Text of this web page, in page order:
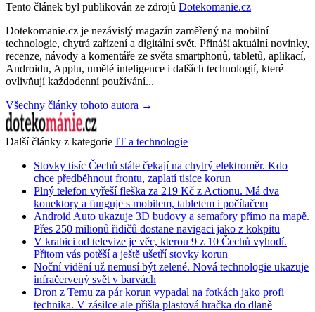
Tento článek byl publikován ze zdrojů Dotekomanie.cz
Dotekomanie.cz je nezávislý magazín zaměřený na mobilní
technologie, chytrá zařízení a digitální svět. Přináší aktuální novinky,
recenze, návody a komentáře ze světa smartphonů, tabletů, aplikací,
Androidu, Applu, umělé inteligence i dalších technologií, které
ovlivňují každodenní používání...
Všechny články tohoto autora →
Další články z kategorie IT a technologie
Stovky tisíc Čechů stále čekají na chytrý elektroměr. Kdo
chce předběhnout frontu, zaplatí tisíce korun
Plný telefon vyřeší fleška za 219 Kč z Actionu. Má dva
konektory a funguje s mobilem, tabletem i počítačem
Android Auto ukazuje 3D budovy a semafory přímo na mapě.
Přes 250 milionů řidičů dostane navigaci jako z kokpitu
V krabici od televize je věc, kterou 9 z 10 Čechů vyhodí.
Přitom vás potěší a ještě ušetří stovky korun
Noční vidění už nemusí být zelené. Nová technologie ukazuje
infračervený svět v barvách
Dron z Temu za pár korun vypadal na fotkách jako profi
technika. V zásilce ale přišla plastová hračka do dlaně